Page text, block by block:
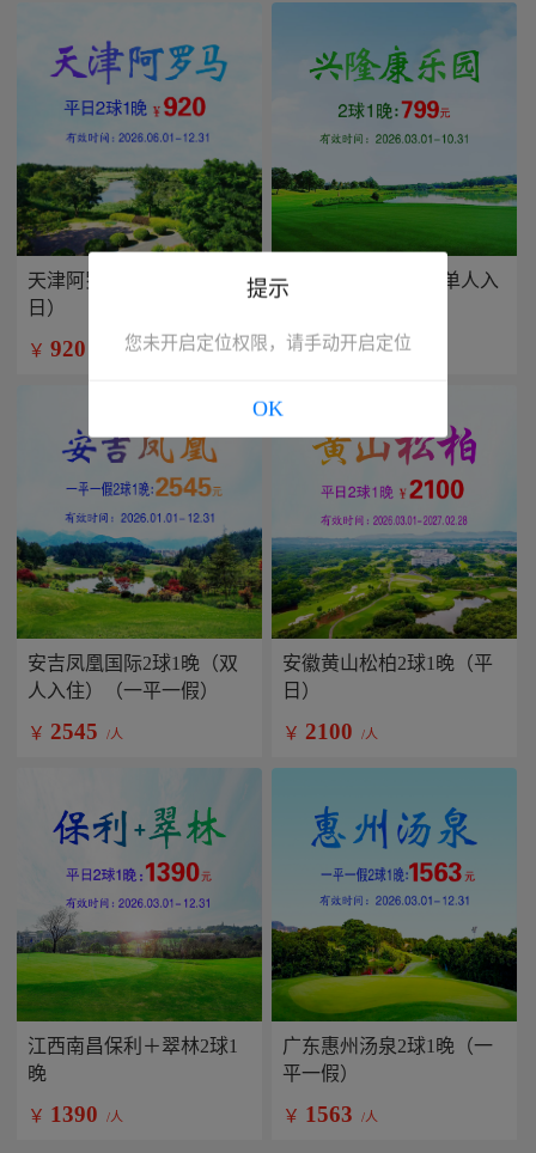
天津阿罗马2球1晚（平
日）
￥ 920
兴隆康乐园2球1晚(单人入
￥799 /人
安吉凤凰国际2球1晚（双
人入住）（一平一假）
￥ 2545 /人
安徽黄山松柏2球1晚（平
日）
￥ 2100 /人
江西南昌保利＋翠林2球1
晚
￥ 1390 /人
广东惠州汤泉2球1晚（一
平一假）
￥ 1563 /人
提示
您未开启定位权限，请手动开启定位
OK